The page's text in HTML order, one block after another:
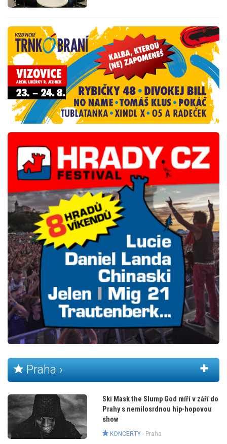
Praha ›
Ski Mask the Slump God míří v září do
Prahy s nemilosrdnou hip-hopovou
show
KONCERTY- Praha